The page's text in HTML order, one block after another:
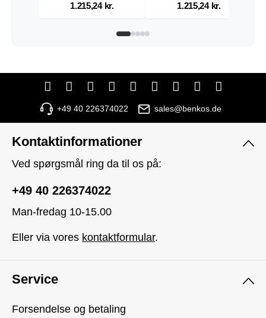
1.215,24 kr. 1.215,24 kr.
+49 40 226374022 sales@benkos.de
Kontaktinformationer
Ved spørgsmål ring da til os på:
+49 40 226374022
Man-fredag 10-15.00
Eller via vores kontaktformular.
Service
Forsendelse og betaling